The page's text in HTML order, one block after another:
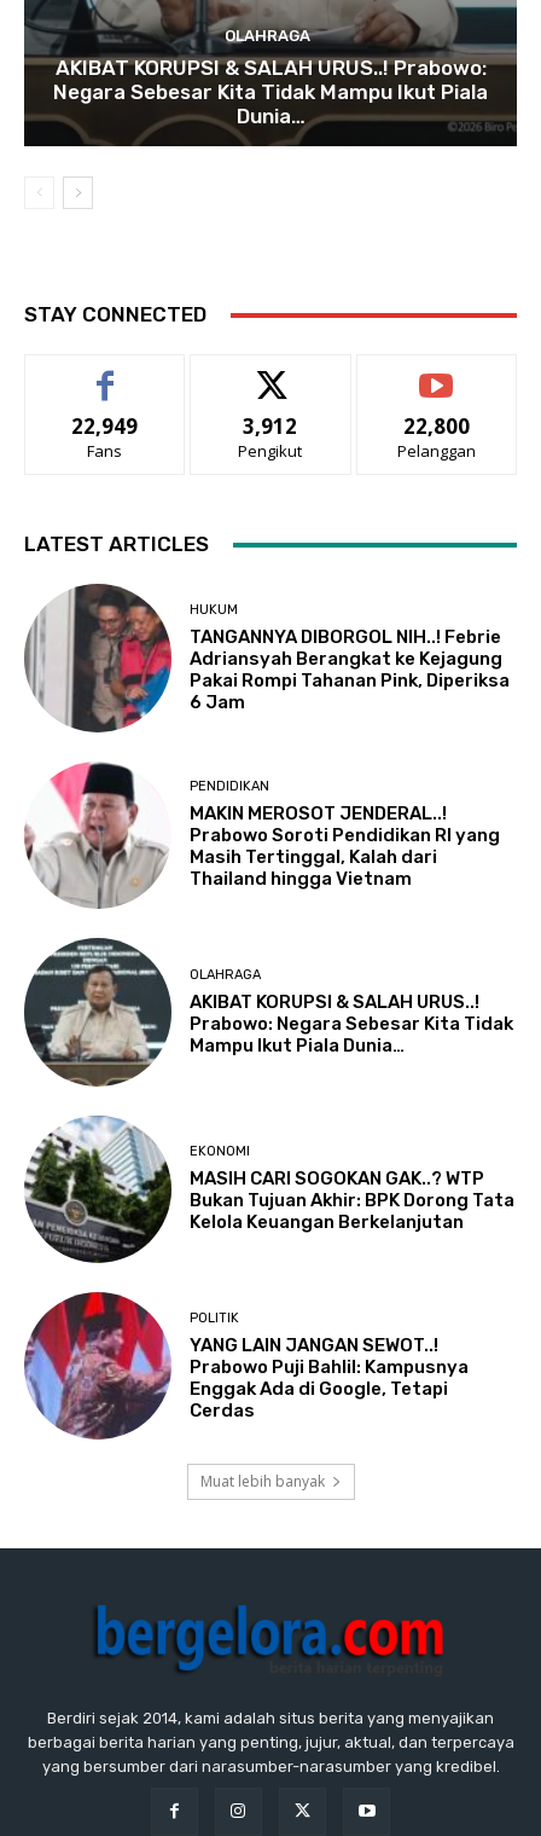
OLAHRAGA
AKIBAT KORUPSI & SALAH URUS..! Prabowo:
Negara Sebesar Kita Tidak Mampu Ikut Piala
Dunia…
STAY CONNECTED
22,949
Fans
3,912
Pengikut
22,800
Pelanggan
LATEST ARTICLES
HUKUM
TANGANNYA DIBORGOL NIH..! Febrie
Adriansyah Berangkat ke Kejagung
Pakai Rompi Tahanan Pink, Diperiksa
6 Jam
PENDIDIKAN
MAKIN MEROSOT JENDERAL..!
Prabowo Soroti Pendidikan RI yang
Masih Tertinggal, Kalah dari
Thailand hingga Vietnam
OLAHRAGA
AKIBAT KORUPSI & SALAH URUS..!
Prabowo: Negara Sebesar Kita Tidak
Mampu Ikut Piala Dunia…
EKONOMI
MASIH CARI SOGOKAN GAK..? WTP
Bukan Tujuan Akhir: BPK Dorong Tata
Kelola Keuangan Berkelanjutan
POLITIK
YANG LAIN JANGAN SEWOT..!
Prabowo Puji Bahlil: Kampusnya
Enggak Ada di Google, Tetapi
Cerdas
Muat lebih banyak
Berdiri sejak 2014, kami adalah situs berita yang menyajikan
berbagai berita harian yang penting, jujur, aktual, dan terpercaya
yang bersumber dari narasumber-narasumber yang kredibel.